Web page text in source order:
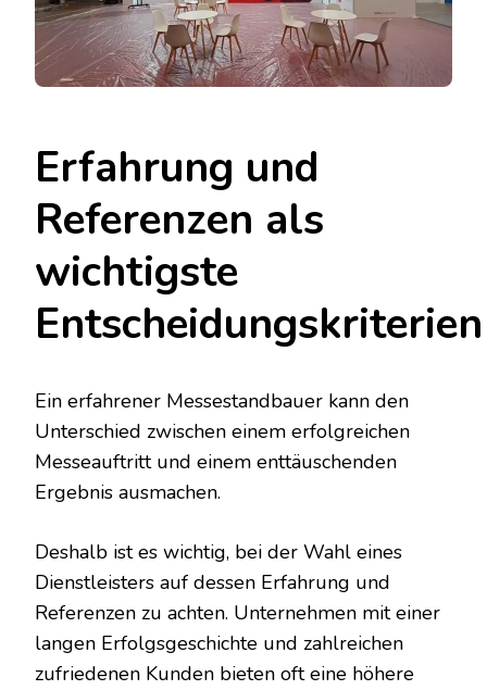
Erfahrung und
Referenzen als
wichtigste
Entscheidungskriterien
Ein erfahrener Messestandbauer kann den
Unterschied zwischen einem erfolgreichen
Messeauftritt und einem enttäuschenden
Ergebnis ausmachen.
Deshalb ist es wichtig, bei der Wahl eines
Dienstleisters auf dessen Erfahrung und
Referenzen zu achten. Unternehmen mit einer
langen Erfolgsgeschichte und zahlreichen
zufriedenen Kunden bieten oft eine höhere